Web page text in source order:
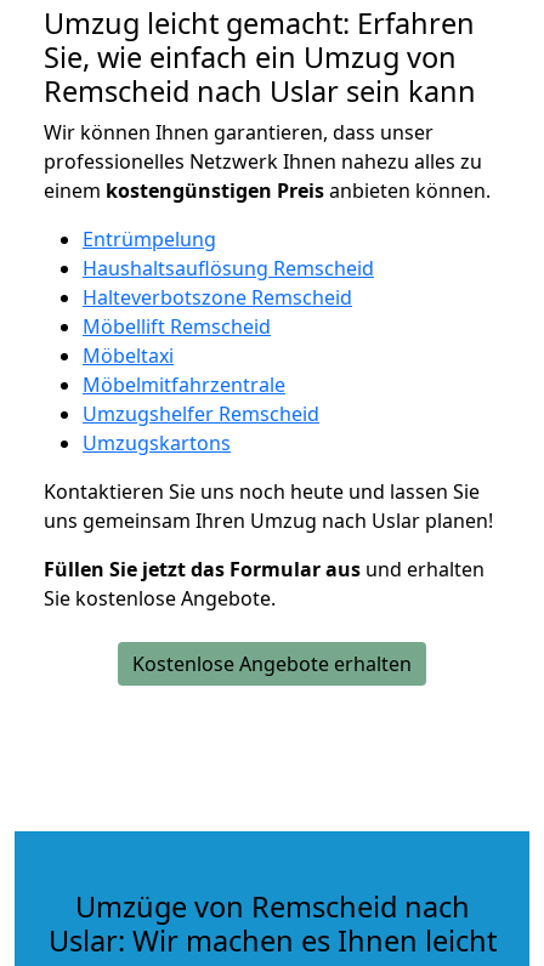
Umzug leicht gemacht: Erfahren
Sie, wie einfach ein Umzug von
Remscheid nach Uslar sein kann
Wir können Ihnen garantieren, dass unser
professionelles Netzwerk Ihnen nahezu alles zu
einem kostengünstigen Preisanbieten können.
Entrümpelung
Haushaltsauflösung Remscheid
Halteverbotszone Remscheid
Möbellift Remscheid
Möbeltaxi
Möbelmitfahrzentrale
Umzugshelfer Remscheid
Umzugskartons
Kontaktieren Sie uns noch heute und lassen Sie
uns gemeinsam Ihren Umzug nach Uslar planen!
Füllen Sie jetzt das Formular aus und erhalten
Sie kostenlose Angebote.
Kostenlose Angebote erhalten
Umzüge von Remscheid nach
Uslar: Wir machen es Ihnen leicht